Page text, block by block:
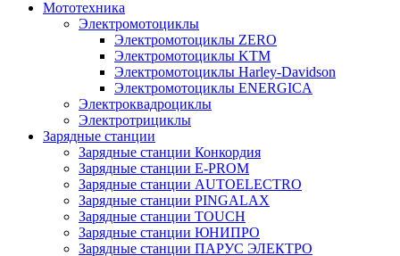
Мототехника
Электромотоциклы
Электромотоциклы ZERO
Электромотоциклы KTM
Электромотоциклы Harley-Davidson
Электромотоциклы ENERGICA
Электроквадроциклы
Электротрициклы
Зарядные станции
Зарядные станции Конкордия
Зарядные станции E-PROM
Зарядные станции AUTOELECTRO
Зарядные станции PINGALAX
Зарядные станции TOUCH
Зарядные станции ЮНИПРО
Зарядные станции ПАРУС ЭЛЕКТРО